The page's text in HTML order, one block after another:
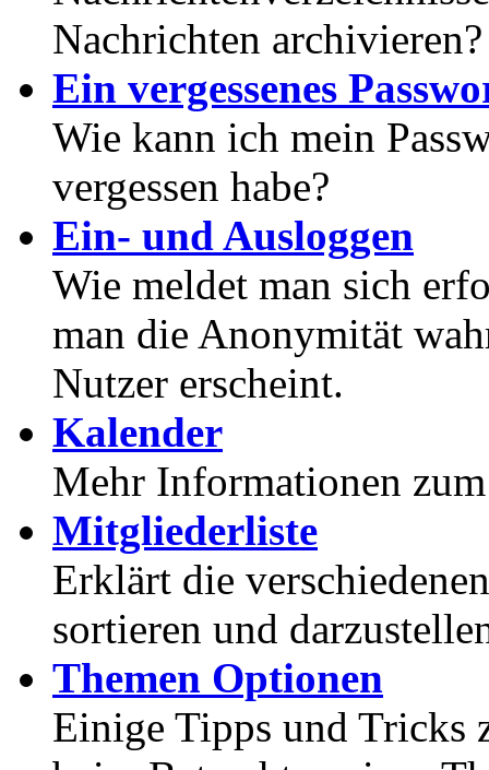
Nachrichten archivieren?
Ein vergessenes
Wie kann ich mein
vergessen habe?
Ein- und Ausloggen
Wie meldet man sich
man die Anonymität
Nutzer erscheint.
Kalender
Mehr Informationen
Mitgliederliste
Erklärt die
sortieren und
Themen Optionen
Einige Tipps und Tricks